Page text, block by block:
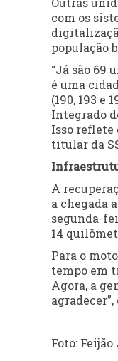
com os
população
“Já são 69
é uma
(190, 193 e
Integrado
Isso reflete
titular da
A
a chegada
segunda-
14
Para o
tempo em
Agora, a
Foto: